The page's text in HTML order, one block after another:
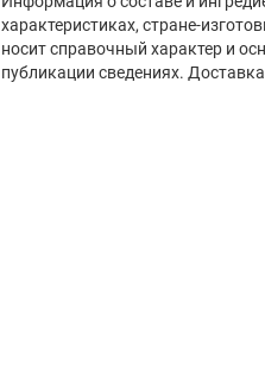
характеристиках, стране-
носит справочный характер и
публикации сведениях.